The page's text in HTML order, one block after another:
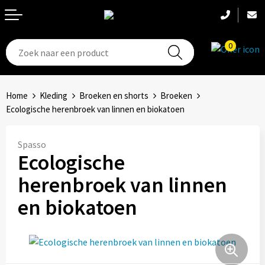
0
Broeken en shorts
Hemden
Badtextiel
Jassen
Bodywarmers
Sportkleding
Hoofdbanden
Handschoenen
Bandanas
Accessoires
Anti-stress
Bidons en Sportflessen
Feestartikelen
Fitness
Huis, Tuin en Keuken
Kantoor en Zakelijk
Home Kleding Broeken en shorts
Broeken
Ecologische herenbroek van linnen en biokatoen
Spasso
Ecologische
herenbroek van linnen
en biokatoen